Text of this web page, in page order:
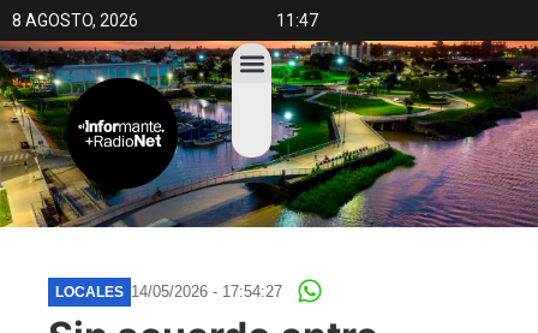
8 AGOSTO, 2026 11:47
LOCALES 14/05/2026 - 17:54:27